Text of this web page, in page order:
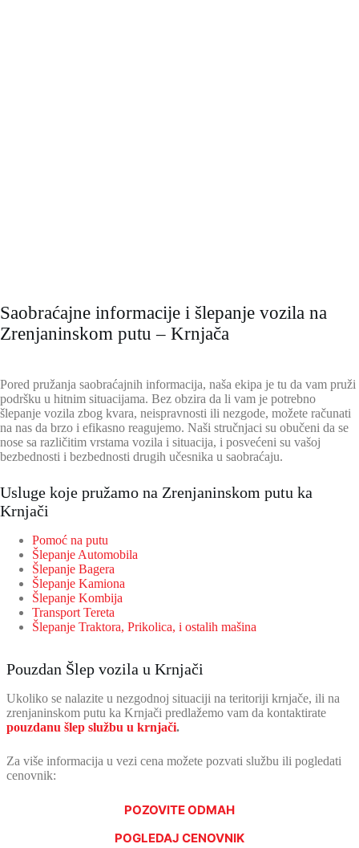
Saobraćajne informacije i šlepanje vozila na
Zrenjaninskom putu – Krnjača
Pored pružanja saobraćajnih informacija, naša ekipa je tu da vam pruži
podršku u hitnim situacijama. Bez obzira da li vam je potrebno
šlepanje vozila zbog kvara, neispravnosti ili nezgode, možete računati
na nas da brzo i efikasno reagujemo. Naši stručnjaci su obučeni da se
nose sa različitim vrstama vozila i situacija, i posvećeni su vašoj
bezbednosti i bezbednosti drugih učesnika u saobraćaju.
Usluge koje pružamo na Zrenjaninskom putu ka
Krnjači
Pomoć na putu
Šlepanje Automobila
Šlepanje Bagera
Šlepanje Kamiona
Šlepanje Kombija
Transport Tereta
Šlepanje Traktora, Prikolica, i ostalih mašina
Pouzdan Šlep vozila u Krnjači
Ukoliko se nalazite u nezgodnoj situaciji na teritoriji krnjače, ili na
zrenjaninskom putu ka Krnjači predlažemo vam da kontaktirate
pouzdanu šlep službu u krnjači.
Za više informacija u vezi cena možete pozvati službu ili pogledati
cenovnik:
POZOVITE ODMAH
POGLEDAJ CENOVNIK